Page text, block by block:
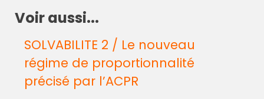
Voir aussi...
SOLVABILITE 2 / Le nouveau
régime de proportionnalité
précisé par l’ACPR